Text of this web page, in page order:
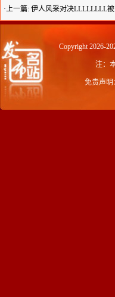
·上一篇: 伊人风采对决LLLLLLLL
Copyright 2026-
注：
免责声明